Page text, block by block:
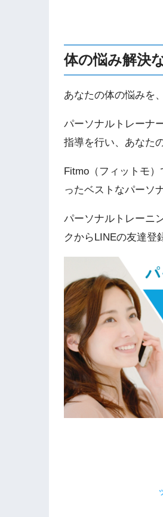
体の悩み解決
あなたの体の悩みを
パーソナルトレーナ
指導を行い、あなた
Fitmo（フィットモ
ったベストなパーソ
パーソナルトレーニ
クからLINEの友達登